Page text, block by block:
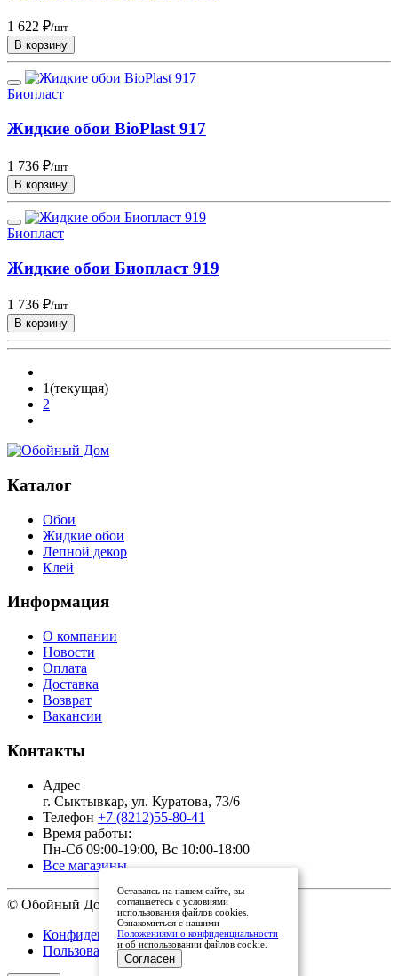
1 622 ₽/шт
В корзину
Биопласт
Жидкие обои BioPlast 917
1 736 ₽/шт
В корзину
Биопласт
Жидкие обои Биопласт 919
1 736 ₽/шт
В корзину
1(текущая)
2
Каталог
Обои
Жидкие обои
Лепной декор
Клей
Информация
О компании
Новости
Оплата
Доставка
Возврат
Вакансии
Контакты
Адрес
г. Сыктывкар, ул. Куратова, 73/6
Телефон +7 (8212)55-80-41
Время работы:
Пн-Сб 09:00-19:00, Вс 10:00-18:00
Все магазины
© Обойный Дом, 2011 - 2026
Конфиденциальность
Пользовательское соглашение
Оставаясь на нашем сайте, вы
соглашаетесь с условиями
использования файлов cookies.
Ознакомиться с нашими
Положениями о конфиденциальности
и об использовании файлов cookie.
Согласен